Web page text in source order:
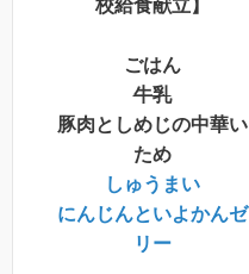
校給食献立】
ごはん
牛乳
豚肉としめじの中華い
ため
しゅうまい
にんじんといよかんゼ
リー